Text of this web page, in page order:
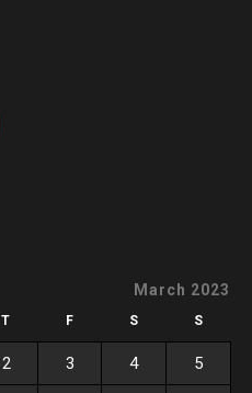
March 2023
T F S S
2 3 4 5